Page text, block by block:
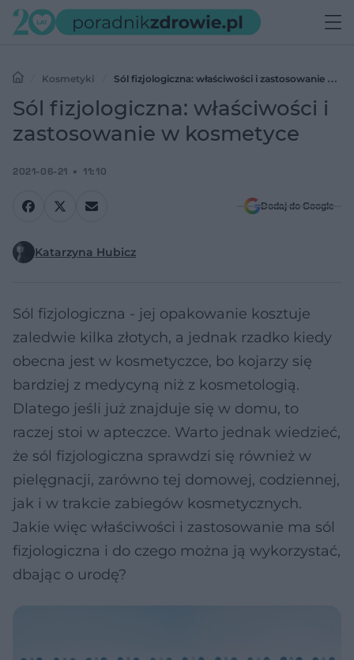
Kosmetyki
Sól fizjologiczna: właściwości i zastosowanie w
kosmetyce
Sól fizjologiczna: właściwości i
zastosowanie w kosmetyce
2021-06-21 11:10
Dodaj do Google
Katarzyna Hubicz
Sól fizjologiczna - jej opakowanie kosztuje
zaledwie kilka złotych, a jednak rzadko kiedy
obecna jest w kosmetyczce, bo kojarzy się
bardziej z medycyną niż z kosmetologią.
Dlatego jeśli już znajduje się w domu, to
raczej stoi w apteczce. Warto jednak wiedzieć,
że sól fizjologiczna sprawdzi się również w
pielęgnacji, zarówno tej domowej, codziennej,
jak i w trakcie zabiegów kosmetycznych.
Jakie więc właściwości i zastosowanie ma sól
fizjologiczna i do czego można ją wykorzystać,
dbając o urodę?